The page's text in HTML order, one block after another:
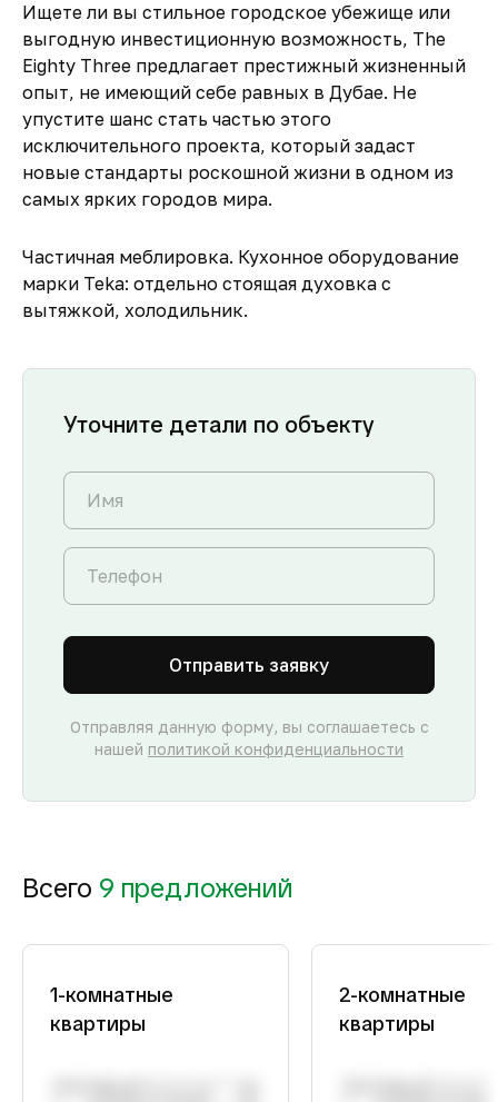
Ищете ли вы стильное городское убежище или
выгодную инвестиционную возможность, The
Eighty Three предлагает престижный жизненный
опыт, не имеющий себе равных в Дубае. Не
упустите шанс стать частью этого
исключительного проекта, который задаст
новые стандарты роскошной жизни в одном из
самых ярких городов мира.
Частичная меблировка. Кухонное оборудование
марки Teka: отдельно стоящая духовка с
вытяжкой, холодильник.
Уточните детали по объекту
Отправить заявку
Отправляя данную форму, вы соглашаетесь с
нашей политикой конфиденциальности
Всего 9 предложений
1-комнатные
квартиры
2-комнатные
квартиры